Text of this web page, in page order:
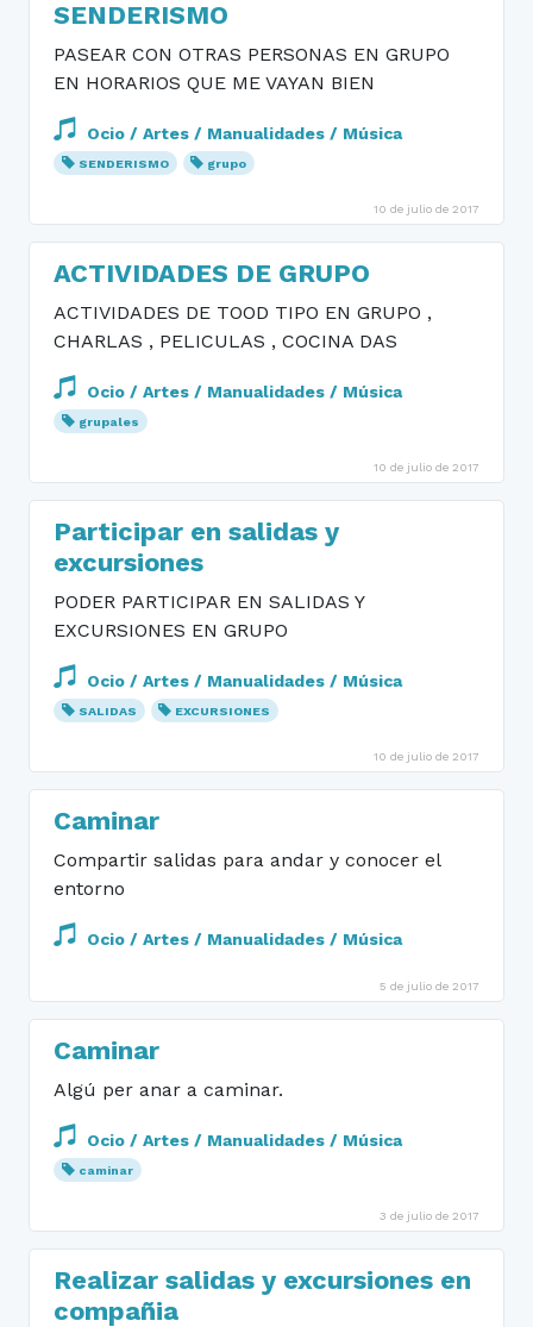
SENDERISMO
PASEAR CON OTRAS PERSONAS EN GRUPO
EN HORARIOS QUE ME VAYAN BIEN
Ocio / Artes / Manualidades / Música
SENDERISMO grupo
10 de julio de 2017
ACTIVIDADES DE GRUPO
ACTIVIDADES DE TOOD TIPO EN GRUPO ,
CHARLAS , PELICULAS , COCINA DAS
Ocio / Artes / Manualidades / Música
grupales
10 de julio de 2017
Participar en salidas y
excursiones
PODER PARTICIPAR EN SALIDAS Y
EXCURSIONES EN GRUPO
Ocio / Artes / Manualidades / Música
SALIDAS EXCURSIONES
10 de julio de 2017
Caminar
Compartir salidas para andar y conocer el
entorno
Ocio / Artes / Manualidades / Música
5 de julio de 2017
Caminar
Algú per anar a caminar.
Ocio / Artes / Manualidades / Música
caminar
3 de julio de 2017
Realizar salidas y excursiones en
compañia